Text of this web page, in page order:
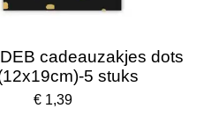
cadeauzakjes dots
5 stuks
€ 1,39